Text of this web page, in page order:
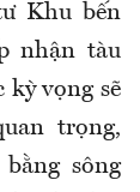
Khu bến
nhận tàu
vọng sẽ
trọng,
sông